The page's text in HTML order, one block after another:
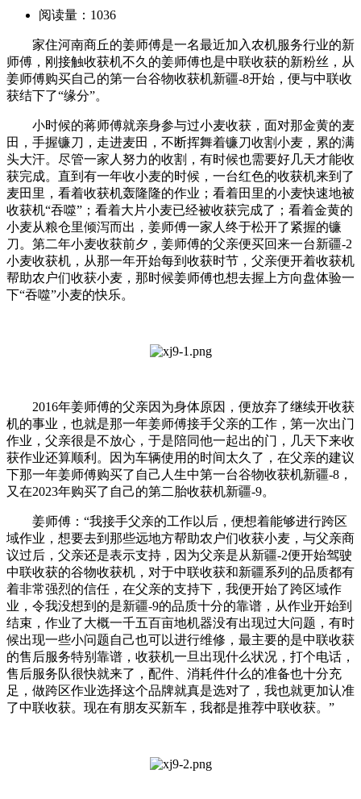
阅读量： 1036
家住河南商丘的姜师傅是一名最近加入农机服务行业的新
师傅，刚接触收获机不久的姜师傅也是中联收获的新粉丝，从
姜师傅购买自己的第一台谷物收获机新疆-8开始，便与中联收
获结下了“缘分”。
小时候的蒋师傅就亲身参与过小麦收获，面对那金黄的麦
田，手握镰刀，走进麦田，不断挥舞着镰刀收割小麦，累的满
头大汗。尽管一家人努力的收割，有时候也需要好几天才能收
获完成。直到有一年收小麦的时候，一台红色的收获机来到了
麦田里，看着收获机轰隆隆的作业；看着田里的小麦快速地被
收获机“吞噬”；看着大片小麦已经被收获完成了；看着金黄的
小麦从粮仓里倾泻而出，姜师傅一家人终于松开了紧握的镰
刀。第二年小麦收获前夕，姜师傅的父亲便买回来一台新疆-2
小麦收获机，从那一年开始每到收获时节，父亲便开着收获机
帮助农户们收获小麦，那时候姜师傅也想去握上方向盘体验一
下“吞噬”小麦的快乐。
2016年姜师傅的父亲因为身体原因，便放弃了继续开收获
机的事业，也就是那一年姜师傅接手父亲的工作，第一次出门
作业，父亲很是不放心，于是陪同他一起出的门，几天下来收
获作业还算顺利。因为车辆使用的时间太久了，在父亲的建议
下那一年姜师傅购买了自己人生中第一台谷物收获机新疆-8，
又在2023年购买了自己的第二胎收获机新疆-9。
姜师傅：“我接手父亲的工作以后，便想着能够进行跨区
域作业，想要去到那些远地方帮助农户们收获小麦，与父亲商
议过后，父亲还是表示支持，因为父亲是从新疆-2便开始驾驶
中联收获的谷物收获机，对于中联收获和新疆系列的品质都有
着非常强烈的信任，在父亲的支持下，我便开始了跨区域作
业，令我没想到的是新疆-9的品质十分的靠谱，从作业开始到
结束，作业了大概一千五百亩地机器没有出现过大问题，有时
候出现一些小问题自己也可以进行维修，最主要的是中联收获
的售后服务特别靠谱，收获机一旦出现什么状况，打个电话，
售后服务队很快就来了，配件、消耗件什么的准备也十分充
足，做跨区作业选择这个品牌就真是选对了，我也就更加认准
了中联收获。现在有朋友买新车，我都是推荐中联收获。”